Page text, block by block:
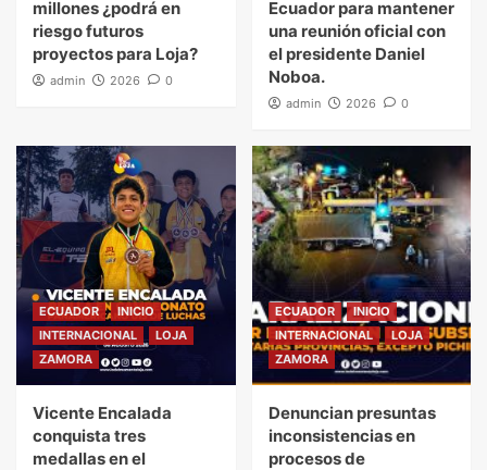
millones ¿podrá en
riesgo futuros
proyectos para Loja?
admin 2026 0
Ecuador para mantener
una reunión oficial con
el presidente Daniel
Noboa.
admin 2026 0
ECUADOR
INICIO
INTERNACIONAL
LOJA
ZAMORA
Vicente Encalada
conquista tres
medallas en el
ECUADOR
INICIO
INTERNACIONAL
LOJA
ZAMORA
Denuncian presuntas
inconsistencias en
procesos de